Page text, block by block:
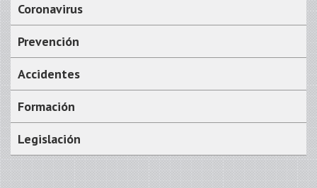
Coronavirus
Prevención
Accidentes
Formación
Legislación